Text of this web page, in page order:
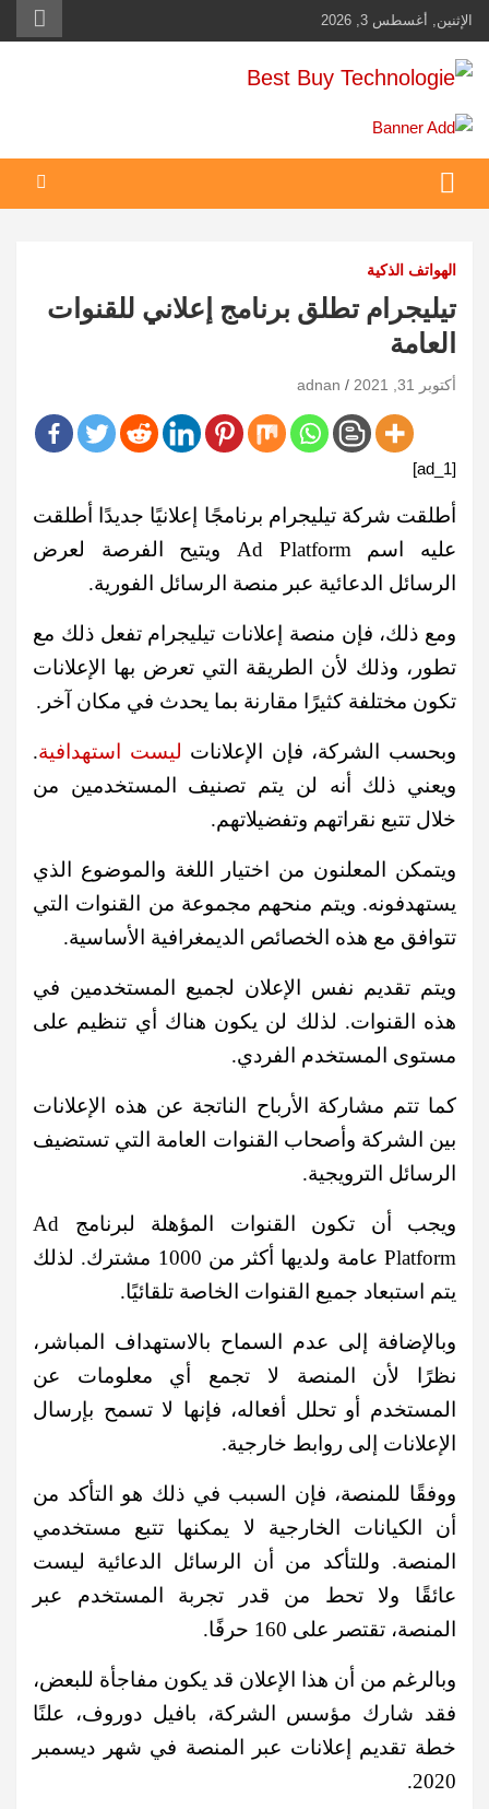
Skip
to
content
الإثنين, أغسطس 3, 2026
Best Buy Technologie
أهم مبيعات عالم التكنولوجيا
الهواتف الذكية
تيليجرام تطلق برنامج إعلاني للقنوات
العامة
أكتوبر 31, 2021 adnan
[ad_1]
أطلقت شركة تيليجرام برنامجًا إعلانيًا جديدًا أطلقت
عليه اسم Ad Platform ويتيح الفرصة لعرض
الرسائل الدعائية عبر منصة الرسائل الفورية.
ومع ذلك، فإن منصة إعلانات تيليجرام تفعل ذلك مع
تطور، وذلك لأن الطريقة التي تعرض بها الإعلانات
تكون مختلفة كثيرًا مقارنة بما يحدث في مكان آخر.
وبحسب الشركة، فإن الإعلانات ليست استهدافية.
ويعني ذلك أنه لن يتم تصنيف المستخدمين من
خلال تتبع نقراتهم وتفضيلاتهم.
ويتمكن المعلنون من اختيار اللغة والموضوع الذي
يستهدفونه. ويتم منحهم مجموعة من القنوات التي
تتوافق مع هذه الخصائص الديمغرافية الأساسية.
ويتم تقديم نفس الإعلان لجميع المستخدمين في
هذه القنوات. لذلك لن يكون هناك أي تنظيم على
مستوى المستخدم الفردي.
كما تتم مشاركة الأرباح الناتجة عن هذه الإعلانات
بين الشركة وأصحاب القنوات العامة التي تستضيف
الرسائل الترويجية.
ويجب أن تكون القنوات المؤهلة لبرنامج Ad
Platform عامة ولديها أكثر من 1000 مشترك. لذلك
يتم استبعاد جميع القنوات الخاصة تلقائيًا.
وبالإضافة إلى عدم السماح بالاستهداف المباشر،
نظرًا لأن المنصة لا تجمع أي معلومات عن
المستخدم أو تحلل أفعاله، فإنها لا تسمح بإرسال
الإعلانات إلى روابط خارجية.
ووفقًا للمنصة، فإن السبب في ذلك هو التأكد من
أن الكيانات الخارجية لا يمكنها تتبع مستخدمي
المنصة. وللتأكد من أن الرسائل الدعائية ليست
عائقًا ولا تحط من قدر تجربة المستخدم عبر
المنصة، تقتصر على 160 حرفًا.
وبالرغم من أن هذا الإعلان قد يكون مفاجأة للبعض،
فقد شارك مؤسس الشركة، بافيل دوروف، علنًا
خطة تقديم إعلانات عبر المنصة في شهر ديسمبر
2020.